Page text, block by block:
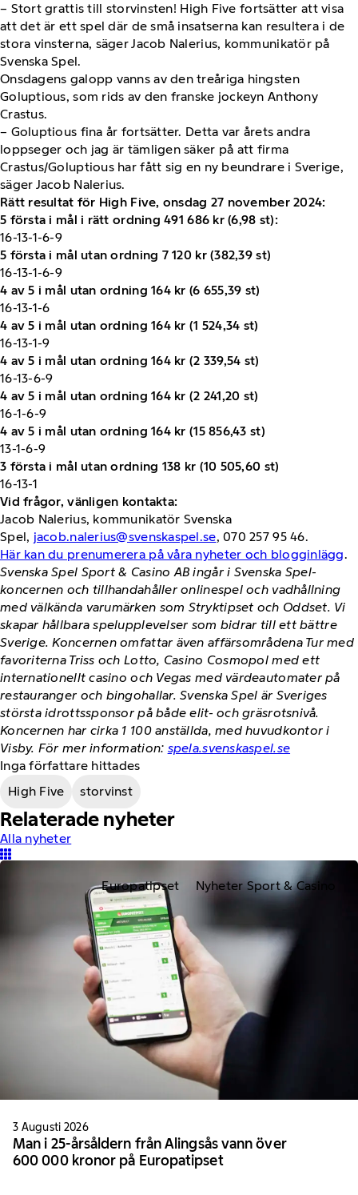
– Stort grattis till storvinsten! High Five fortsätter att visa
att det är ett spel där de små insatserna kan resultera i de
stora vinsterna, säger Jacob Nalerius, kommunikatör på
Svenska Spel.
Onsdagens galopp vanns av den treåriga hingsten
Goluptious, som rids av den franske jockeyn Anthony
Crastus.
– Goluptious fina år fortsätter. Detta var årets andra
loppseger och jag är tämligen säker på att firma
Crastus/Goluptious har fått sig en ny beundrare i Sverige,
säger Jacob Nalerius.
Rätt resultat för High Five, onsdag 27 november 2024:
5 första i mål i rätt ordning 491 686 kr (6,98 st):
16-13-1-6-9
5 första i mål utan ordning 7 120 kr (382,39 st)
16-13-1-6-9
4 av 5 i mål utan ordning 164 kr (6 655,39 st)
16-13-1-6
4 av 5 i mål utan ordning 164 kr (1 524,34 st)
16-13-1-9
4 av 5 i mål utan ordning 164 kr (2 339,54 st)
16-13-6-9
4 av 5 i mål utan ordning 164 kr (2 241,20 st)
16-1-6-9
4 av 5 i mål utan ordning 164 kr (15 856,43 st)
13-1-6-9
3 första i mål utan ordning 138 kr (10 505,60 st)
16-13-1
Vid frågor, vänligen kontakta:
Jacob Nalerius, kommunikatör Svenska
Spel, jacob.nalerius@svenskaspel.se, 070 257 95 46.
Här kan du prenumerera på våra nyheter och blogginlägg.
Svenska Spel Sport & Casino AB ingår i Svenska Spel-
koncernen och tillhandahåller onlinespel och vadhållning
med välkända varumärken som Stryktipset och Oddset. Vi
skapar hållbara spelupplevelser som bidrar till ett bättre
Sverige. Koncernen omfattar även affärsområdena Tur med
favoriterna Triss och Lotto, Casino Cosmopol med ett
internationellt casino och Vegas med värdeautomater på
restauranger och bingohallar. Svenska Spel är Sveriges
största idrottssponsor på både elit- och gräsrotsnivå.
Koncernen har cirka 1 100 anställda, med huvudkontor i
Visby. För mer information: spela.svenskaspel.se
Inga författare hittades
High Five
storvinst
Relaterade nyheter
Alla nyheter
Europatipset Nyheter Sport & Casino
3 Augusti 2026
Man i 25-årsåldern från Alingsås vann över
600 000 kronor på Europatipset